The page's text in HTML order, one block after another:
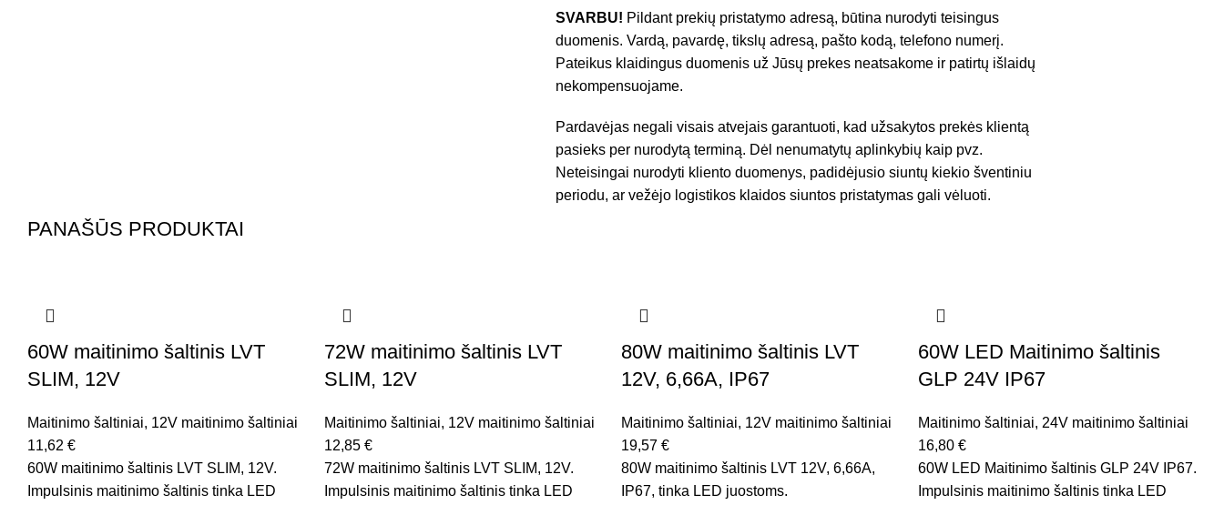
SVARBU! Pildant prekių pristatymo adresą, būtina nurodyti teisingus
duomenis. Vardą, pavardę, tikslų adresą, pašto kodą, telefono numerį.
Pateikus klaidingus duomenis už Jūsų prekes neatsakome ir patirtų išlaidų
nekompensuojame.
Pardavėjas negali visais atvejais garantuoti, kad užsakytos prekės klientą
pasieks per nurodytą terminą. Dėl nenumatytų aplinkybių kaip pvz.
Neteisingai nurodyti kliento duomenys, padidėjusio siuntų kiekio šventiniu
periodu, ar vežėjo logistikos klaidos siuntos pristatymas gali vėluoti.
PANAŠŪS PRODUKTAI
60W maitinimo šaltinis LVT
SLIM, 12V
Maitinimo šaltiniai, 12V maitinimo šaltiniai
11,62 €
60W maitinimo šaltinis LVT SLIM, 12V.
Impulsinis maitinimo šaltinis tinka LED
72W maitinimo šaltinis LVT
SLIM, 12V
Maitinimo šaltiniai, 12V maitinimo šaltiniai
12,85 €
72W maitinimo šaltinis LVT SLIM, 12V.
Impulsinis maitinimo šaltinis tinka LED
80W maitinimo šaltinis LVT
12V, 6,66A, IP67
Maitinimo šaltiniai, 12V maitinimo šaltiniai
19,57 €
80W maitinimo šaltinis LVT 12V, 6,66A,
IP67, tinka LED juostoms.
60W LED Maitinimo šaltinis
GLP 24V IP67
Maitinimo šaltiniai, 24V maitinimo šaltiniai
16,80 €
60W LED Maitinimo šaltinis GLP 24V IP67.
Impulsinis maitinimo šaltinis tinka LED